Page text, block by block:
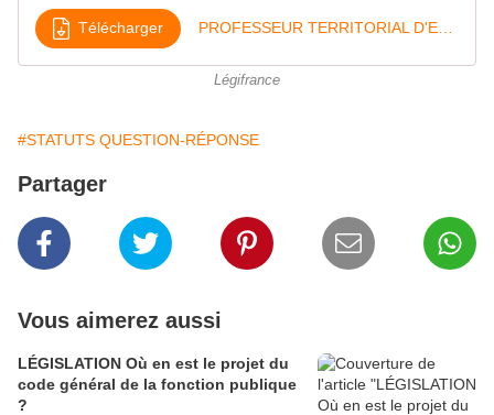
Télécharger PROFESSEUR TERRITORIAL D'ENSEIGNEMENT ARTISTIQUE Décret n°91-857 du 2 septembre 1991 portant statut particulier du cadre d'emplois - Légifrance
Légifrance
#STATUTS QUESTION-RÉPONSE
Partager
Vous aimerez aussi
LÉGISLATION Où en est le projet du
code général de la fonction publique
?